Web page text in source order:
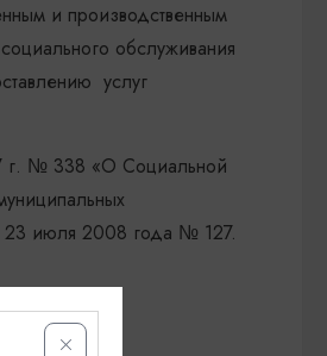
и производственным
обслуживания
услуг
г. № 338 «О Социальной
23 июля 2008 года № 127.